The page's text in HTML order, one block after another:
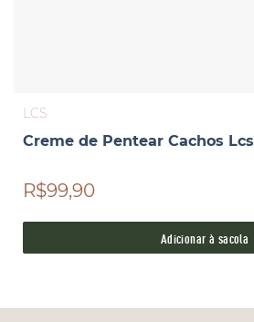
LCS
Creme de Pentear Cachos Lcs
R$99,90
Adicionar à sacola